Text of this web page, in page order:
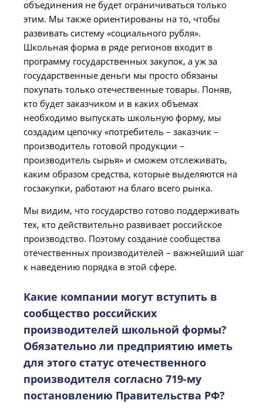
объединения не будет ограничиваться только
этим. Мы также ориентированы на то, чтобы
развивать систему «социального рубля».
Школьная форма в ряде регионов входит в
программу государственных закупок, а уж за
государственные деньги мы просто обязаны
покупать только отечественные товары. Поняв,
кто будет заказчиком и в каких объемах
необходимо выпускать школьную форму, мы
создадим цепочку «потребитель – заказчик –
производитель готовой продукции –
производитель сырья» и сможем отслеживать,
каким образом средства, которые выделяются на
госзакупки, работают на благо всего рынка.
Мы видим, что государство готово поддерживать
тех, кто действительно развивает российское
производство. Поэтому создание сообщества
отечественных производителей – важнейший шаг
к наведению порядка в этой сфере.
Какие компании могут вступить в
сообщество российских
производителей школьной формы?
Обязательно ли предприятию иметь
для этого статус отечественного
производителя согласно 719-му
постановлению Правительства РФ?